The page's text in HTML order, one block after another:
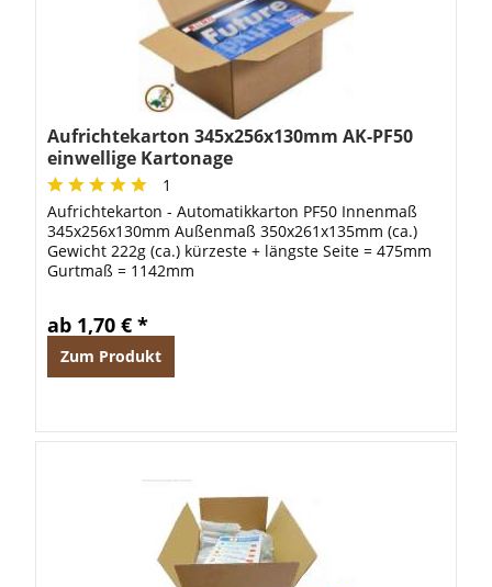
Aufrichtekarton 345x256x130mm AK-PF50
einwellige Kartonage
1
Aufrichtekarton - Automatikkarton PF50 Innenmaß
345x256x130mm Außenmaß 350x261x135mm (ca.)
Gewicht 222g (ca.) kürzeste + längste Seite = 475mm
Gurtmaß = 1142mm
ab 1,70 € *
Zum Produkt